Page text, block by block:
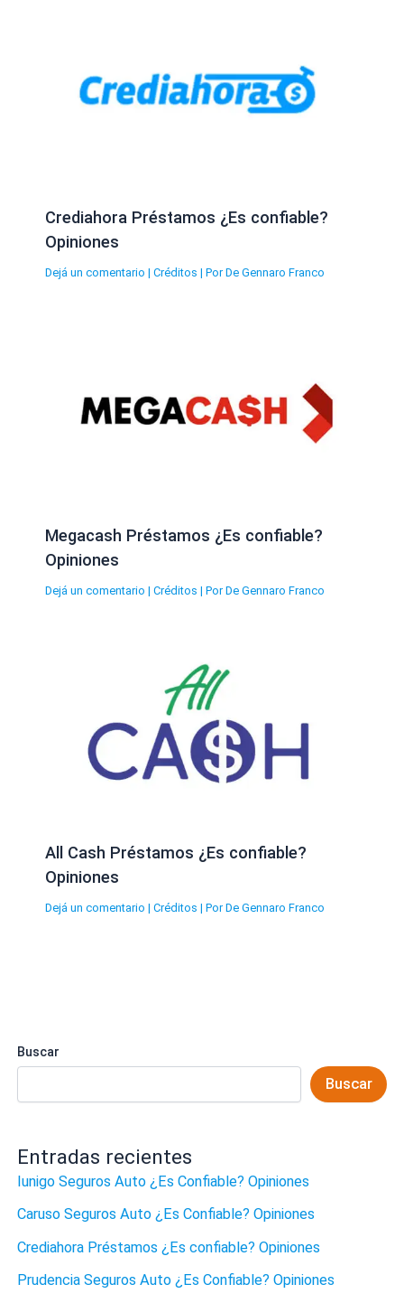
Crediahora Préstamos ¿Es confiable?
Opiniones
Dejá un comentario | Créditos | Por De Gennaro Franco
Megacash Préstamos ¿Es confiable?
Opiniones
Dejá un comentario | Créditos | Por De Gennaro Franco
All Cash Préstamos ¿Es confiable?
Opiniones
Dejá un comentario | Créditos | Por De Gennaro Franco
Buscar
Buscar
Entradas recientes
Iunigo Seguros Auto ¿Es Confiable? Opiniones
Caruso Seguros Auto ¿Es Confiable? Opiniones
Crediahora Préstamos ¿Es confiable? Opiniones
Prudencia Seguros Auto ¿Es Confiable? Opiniones